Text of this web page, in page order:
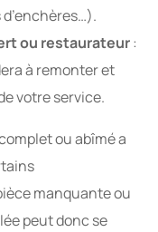
ou restaurateur:
à remonter et
votre service.
ou abîmé a
manquante ou
peut donc se